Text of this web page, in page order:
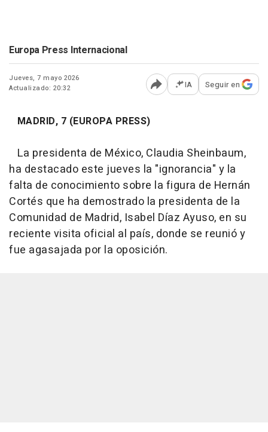
Europa Press Internacional
Jueves, 7 mayo 2026
Actualizado: 20:32
Abrir opciones para
IA Seguir en
MADRID, 7 (EUROPA PRESS)
La presidenta de México, Claudia Sheinbaum,
ha destacado este jueves la "ignorancia" y la
falta de conocimiento sobre la figura de Hernán
Cortés que ha demostrado la presidenta de la
Comunidad de Madrid, Isabel Díaz Ayuso, en su
reciente visita oficial al país, donde se reunió y
fue agasajada por la oposición.